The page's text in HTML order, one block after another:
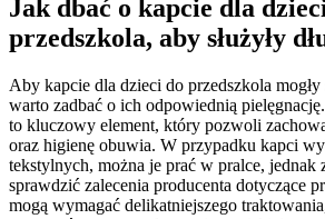
Jak dbać o kapcie dla
przedszkola, aby służyły
Aby kapcie dla dzieci do przedszkola mogły
warto zadbać o ich odpowiednią
to kluczowy element, który pozwoli
oraz higienę obuwia. W przypadku kapci
tekstylnych, można je prać w pralce, jednak
sprawdzić zalecenia producenta dotyczące
mogą wymagać delikatniejszego